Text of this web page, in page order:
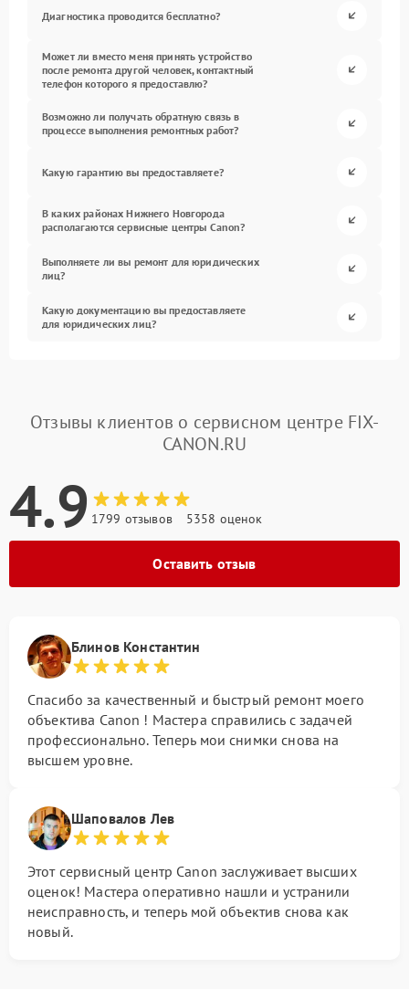
Диагностика проводится бесплатно?
Может ли вместо меня принять устройство
после ремонта другой человек, контактный
телефон которого я предоставлю?
Возможно ли получать обратную связь в
процессе выполнения ремонтных работ?
Какую гарантию вы предоставляете?
В каких районах Нижнего Новгорода
располагаются сервисные центры Canon?
Выполняете ли вы ремонт для юридических
лиц?
Какую документацию вы предоставляете
для юридических лиц?
Отзывы клиентов о сервисном центре FIX-
CANON.RU
4.9 1799 отзывов 5358 оценок
Оставить отзыв
Блинов Константин
Спасибо за качественный и быстрый ремонт моего
объектива Canon ! Мастера справились с задачей
профессионально. Теперь мои снимки снова на
высшем уровне.
Шаповалов Лев
Этот сервисный центр Canon заслуживает высших
оценок! Мастера оперативно нашли и устранили
неисправность, и теперь мой объектив снова как
новый.